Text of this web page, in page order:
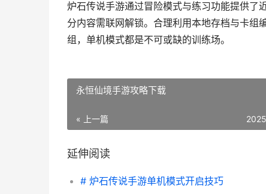
炉石传说手游通过冒险模式与练习功能提供了
分内容需联网解锁。合理利用本地存档与卡组
组，单机模式都是不可或缺的训练场。
永恒仙境手游攻略下载
« 上一篇
延伸阅读
# 炉石传说手游单机模式开启技巧